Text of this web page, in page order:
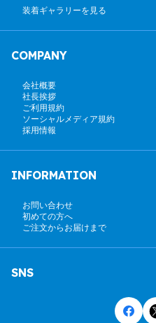
装着ギャラリーを見る
COMPANY
会社概要
社長挨拶
ご利用規約
ソーシャルメディア規約
採用情報
INFORMATION
お問い合わせ
初めての方へ
ご注文からお届けまで
SNS